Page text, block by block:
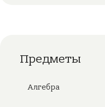
Предметы
Алгебра